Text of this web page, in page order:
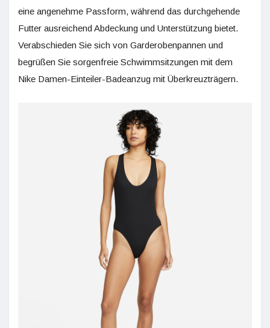
eine angenehme Passform, während das durchgehende
Futter ausreichend Abdeckung und Unterstützung bietet.
Verabschieden Sie sich von Garderobenpannen und
begrüßen Sie sorgenfreie Schwimmsitzungen mit dem
Nike Damen-Einteiler-Badeanzug mit Überkreuzträgern.